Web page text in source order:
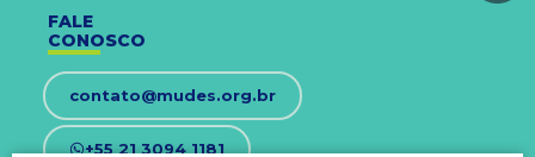
FALE
CONOSCO
contato@mudes.org.br
+55 21 3094 1181